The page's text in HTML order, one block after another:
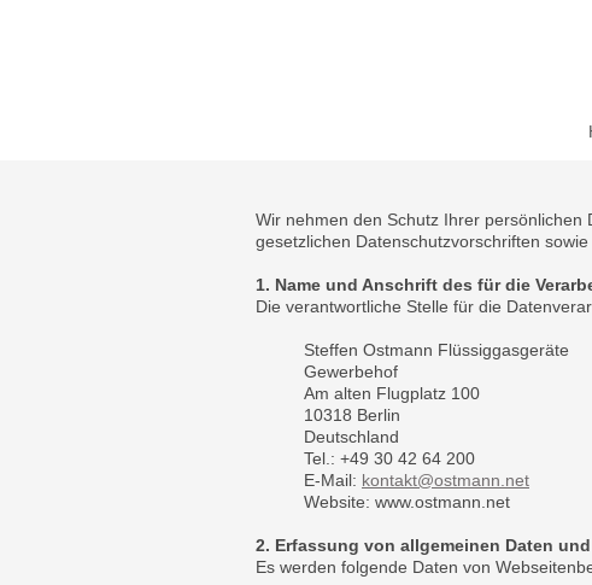
Wir nehmen den Schutz Ihrer
gesetzlichen Datenschutzvorschriften
1. Name und Anschrift des für die
Die verantwortliche Stelle für die
Steffen Ostmann Flüssiggasgeräte
Gewerbehof
Am alten Flugplatz 100
10318 Berlin
Deutschland
Tel.: +49 30 42 64 200
E-Mail: kontakt@ostmann.net
Website: www.ostmann.net
2. Erfassung von allgemeinen Daten
Es werden folgende Daten von